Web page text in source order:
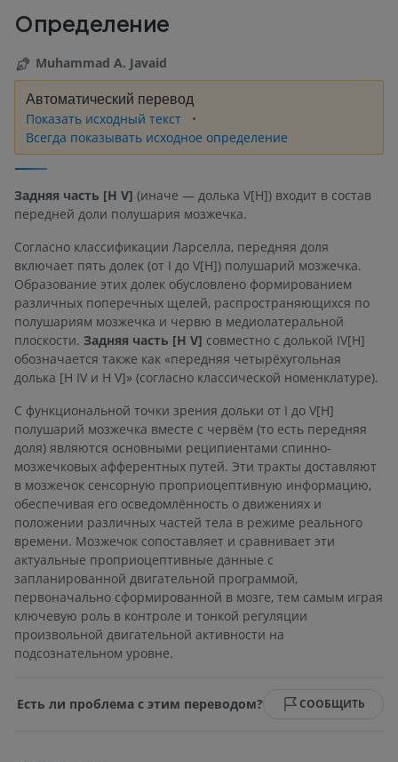
Определение
Muhammad A. Javaid
Автоматический перевод
Показать исходный текст
Всегда показывать исходное определение
Задняя часть [H V] (иначе — долька V[H]) входит в состав
передней доли полушария мозжечка.
Согласно классификации Ларселла, передняя доля
включает пять долек (от I до V[H]) полушарий мозжечка.
Образование этих долек обусловлено формированием
различных поперечных щелей, распространяющихся по
полушариям мозжечка и червю в медиолатеральной
плоскости. Задняя часть [H V] совместно с долькой IV[H]
обозначается также как «передняя четырёхугольная
долька [H IV и H V]» (согласно классической номенклатуре).
С функциональной точки зрения дольки от I до V[H]
полушарий мозжечка вместе с червём (то есть передняя
доля) являются основными реципиентами спинно-
мозжечковых афферентных путей. Эти тракты доставляют
в мозжечок сенсорную проприоцептивную информацию,
обеспечивая его осведомлённость о движениях и
положении различных частей тела в режиме реального
времени. Мозжечок сопоставляет и сравнивает эти
актуальные проприоцептивные данные с
запланированной двигательной программой,
первоначально сформированной в мозге, тем самым играя
ключевую роль в контроле и тонкой регуляции
произвольной двигательной активности на
подсознательном уровне.
Есть ли проблема с этим переводом? СООБЩИТЬ